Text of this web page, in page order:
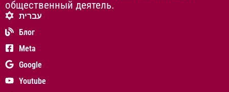
общественный деятель.
עברית
Блог
Meta
Google
Youtube